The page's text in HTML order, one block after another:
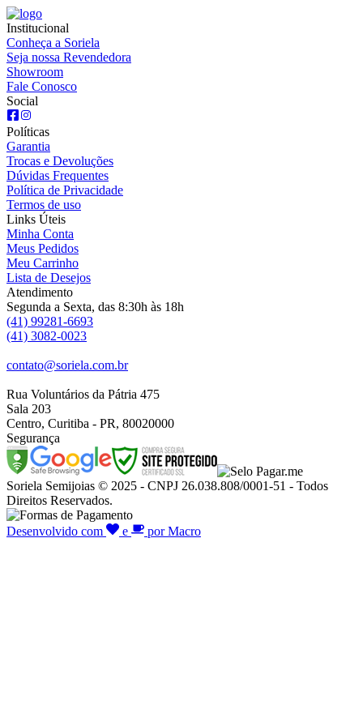
Institucional
Conheça a Soriela
Seja nossa Revendedora
Showroom
Fale Conosco
Social
Políticas
Garantia
Trocas e Devoluções
Dúvidas Frequentes
Política de Privacidade
Termos de uso
Links Úteis
Minha Conta
Meus Pedidos
Meu Carrinho
Lista de Desejos
Atendimento
Segunda a Sexta, das 8:30h às 18h
(41) 99281-6693
(41) 3082-0023
contato@soriela.com.br
Rua Voluntários da Pátria 475
Sala 203
Centro, Curitiba - PR, 80020000
Segurança
Soriela Semijoias © 2025 - CNPJ 26.038.808/0001-51 - Todos
Direitos Reservados.
Desenvolvido com e por Macro